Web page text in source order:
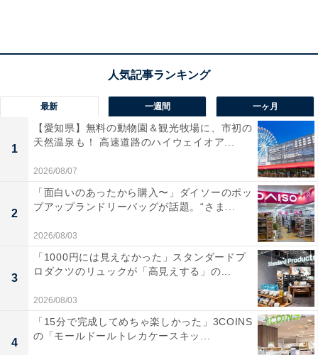
最新 一週間 一ヶ月
1
【愛知県】無料の動物園＆観光牧場に、市初の
天然温泉も！ 高速道路のハイウェイオア...
2026/08/07
2
「面白いのあったから購入〜」ダイソーのポッ
プアップランドリーバッグが話題。“さま...
2026/08/03
3
「1000円には見えなかった」スタンダードプ
ロダクツのリュックが「高見えする」の...
2026/08/03
4
「15分で完成してめちゃ楽しかった」3COINS
の「モールドールトレカケースキッ...